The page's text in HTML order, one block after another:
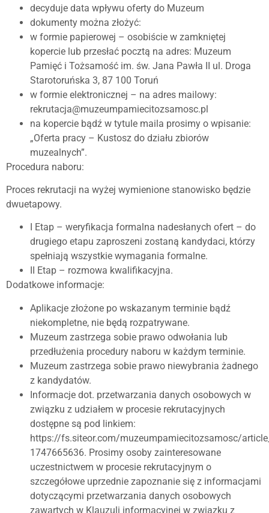
decyduje data wpływu oferty do Muzeum
dokumenty można złożyć:
w formie papierowej – osobiście w zamkniętej
kopercie lub przesłać pocztą na adres: Muzeum
Pamięć i Tożsamość im. św. Jana Pawła II ul. Droga
Starotoruńska 3, 87 100 Toruń
w formie elektronicznej – na adres mailowy:
rekrutacja@muzeumpamiecitozsamosc.pl
na kopercie bądź w tytule maila prosimy o wpisanie:
„Oferta pracy – Kustosz do działu zbiorów
muzealnych”.
Procedura naboru:
Proces rekrutacji na wyżej wymienione stanowisko będzie
dwuetapowy.
I Etap – weryfikacja formalna nadesłanych ofert – do
drugiego etapu zaproszeni zostaną kandydaci, którzy
spełniają wszystkie wymagania formalne.
II Etap – rozmowa kwalifikacyjna.
Dodatkowe informacje:
Aplikacje złożone po wskazanym terminie bądź
niekompletne, nie będą rozpatrywane.
Muzeum zastrzega sobie prawo odwołania lub
przedłużenia procedury naboru w każdym terminie.
Muzeum zastrzega sobie prawo niewybrania żadnego
z kandydatów.
Informacje dot. przetwarzania danych osobowych w
związku z udziałem w procesie rekrutacyjnych
dostępne są pod linkiem:
https://fs.siteor.com/muzeumpamiecitozsamosc/
1747665636. Prosimy osoby zainteresowane
uczestnictwem w procesie rekrutacyjnym o
szczegółowe uprzednie zapoznanie się z informacjami
dotyczącymi przetwarzania danych osobowych
zawartych w Klauzuli informacyjnej w związku z